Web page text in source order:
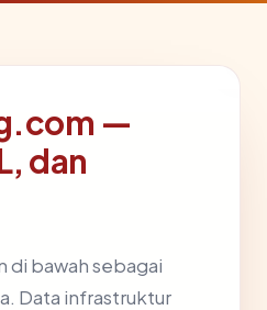
—
dan
di bawah sebagai
Data infrastruktur